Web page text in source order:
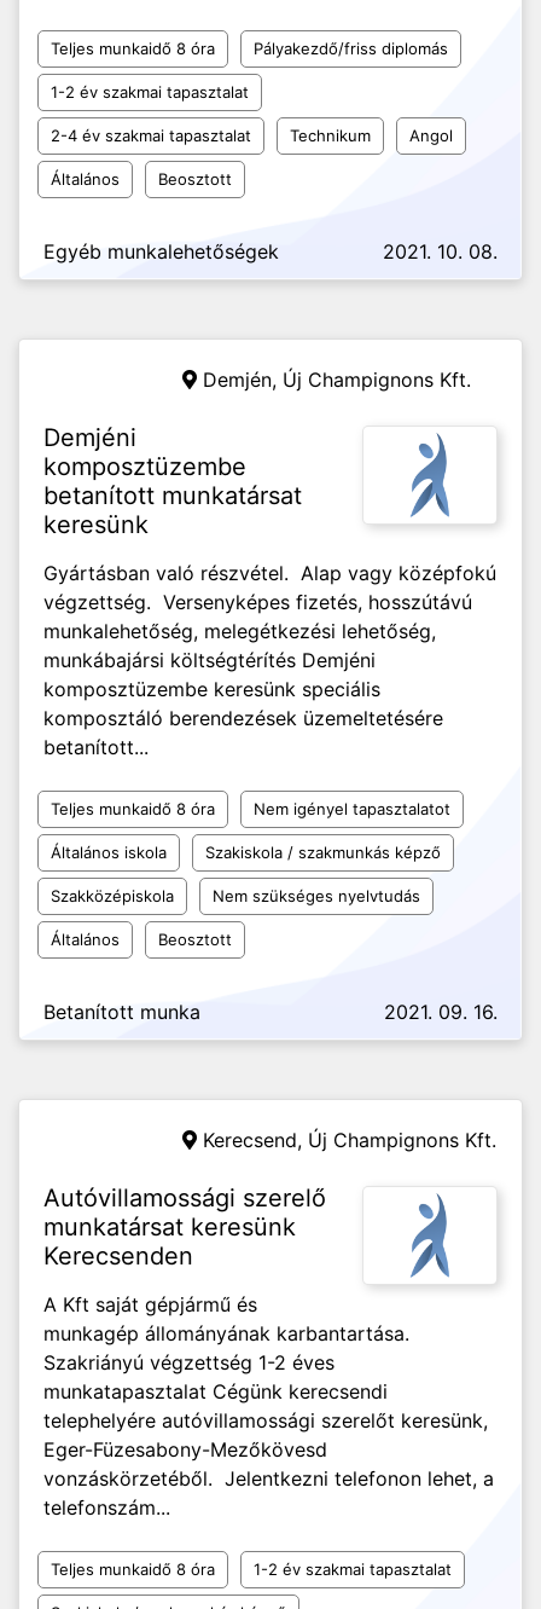
Teljes munkaidő 8 óra Pályakezdő/friss diplomás
1-2 év szakmai tapasztalat
2-4 év szakmai tapasztalat Technikum Angol
Általános Beosztott
Egyéb munkalehetőségek 2021. 10. 08.
Demjén, Új Champignons Kft.
Demjéni
komposztüzembe
betanított munkatársat
keresünk
Gyártásban való részvétel. Alap vagy középfokú
végzettség. Versenyképes fizetés, hosszútávú
munkalehetőség, melegétkezési lehetőség,
munkábajársi költségtérítés Demjéni
komposztüzembe keresünk speciális
komposztáló berendezések üzemeltetésére
betanított...
Teljes munkaidő 8 óra Nem igényel tapasztalatot
Általános iskola Szakiskola / szakmunkás képző
Szakközépiskola Nem szükséges nyelvtudás
Általános Beosztott
Betanított munka 2021. 09. 16.
Kerecsend, Új Champignons Kft.
Autóvillamossági szerelő
munkatársat keresünk
Kerecsenden
A Kft saját gépjármű és
munkagép állományának karbantartása.
Szakriányú végzettség 1-2 éves
munkatapasztalat Cégünk kerecsendi
telephelyére autóvillamossági szerelőt keresünk,
Eger-Füzesabony-Mezőkövesd
vonzáskörzetéből. Jelentkezni telefonon lehet, a
telefonszám...
Teljes munkaidő 8 óra 1-2 év szakmai tapasztalat